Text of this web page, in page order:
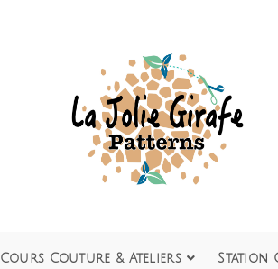
Cours Couture & Ateliers Station